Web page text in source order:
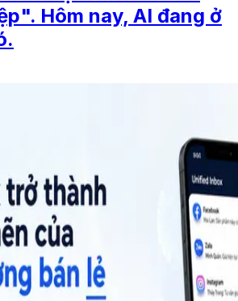
Hôm nay, AI đang ở